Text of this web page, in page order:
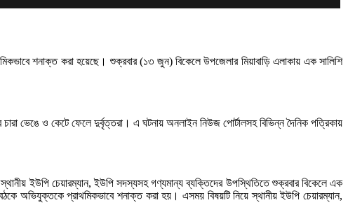
শনাক্ত করা হয়েছে। শুক্রবার (১৩ জুন) বিকেলে উপজেলার মিয়াবাড়ি এলাকায় এক সালিশি
ভেঙে ও কেটে ফেলে দুর্বৃত্তরা। এ ঘটনায় অনলাইন নিউজ পোর্টালসহ বিভিন্ন দৈনিক পত্রিকায়
স্থানীয় ইউপি চেয়ারম্যান, ইউপি সদস্যসহ গণ্যমান্য ব্যক্তিদের উপস্থিতিতে শুক্রবার বিকেলে এক
অভিযুক্তকে প্রাথমিকভাবে শনাক্ত করা হয়। এসময় বিষয়টি নিয়ে স্থানীয় ইউপি চেয়ারম্যান,